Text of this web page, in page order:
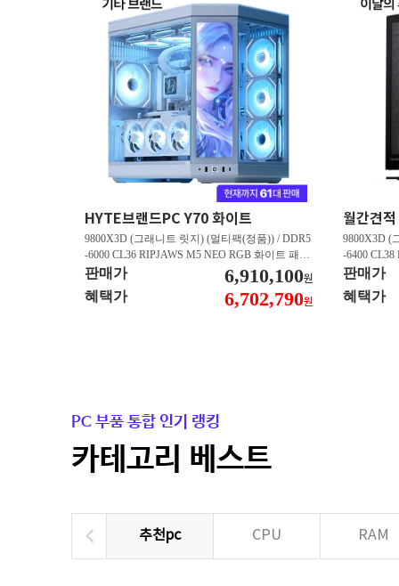
HYTE브랜드PC Y70 화이트
9800X3D (그래니트 릿지) (멀티팩(정품)) / DDR5
-6000 CL36 RIPJAWS M5 NEO RGB 화이트 패키
지 (32GB(16Gx2)) / B850M AORUS ELITE WIFI6
E ICE 피씨디렉트 / 지포스 RTX 5080 AERO OC S
FF D7 16GB 제이씨현 / BLACK SN850X M.2 NV
판매가 6,910,100원
혜택가 6,702,790원
9800X3D (
-6400 CL38
스
/ 라데온
0 M.2
판매가
혜택가
PC 부품 통합 인기 랭킹
카테고리 베스트
추천pc CPU RAM